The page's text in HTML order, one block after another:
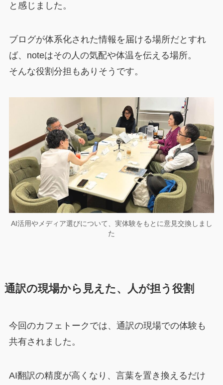
と感じました。
ブログが体系化された情報を届ける場所だとすれ
ば、noteはその人の気配や体温を伝える場所。
そんな役割分担もありそうです。
AI活用やメディア選びについて、実体験をもとに意見交換しまし
た
通訳の現場から見えた、人が担う役割
今回のカフェトークでは、通訳の現場での体験も
共有されました。
AI翻訳の精度が高くなり、言葉を置き換えるだけ